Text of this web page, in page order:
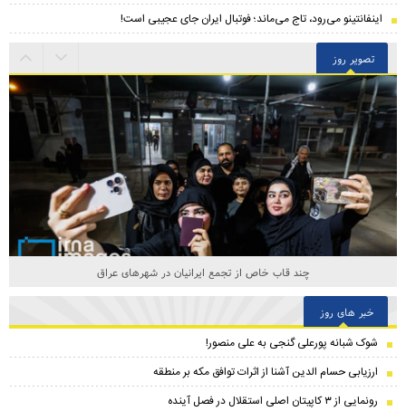
اینفانتینو می‌رود، تاج می‌ماند؛ فوتبال ایران جای عجیبی است!
تصویر روز
چند قاب خاص از تجمع ایرانیان در شهرهای عراق
خبر های روز
شوک شبانه پورعلی گنجی به علی منصور!
ارزیابی حسام الدین آشنا از اثرات توافق مکه بر منطقه
رونمایی از ۳ کاپیتان اصلی استقلال در فصل آینده